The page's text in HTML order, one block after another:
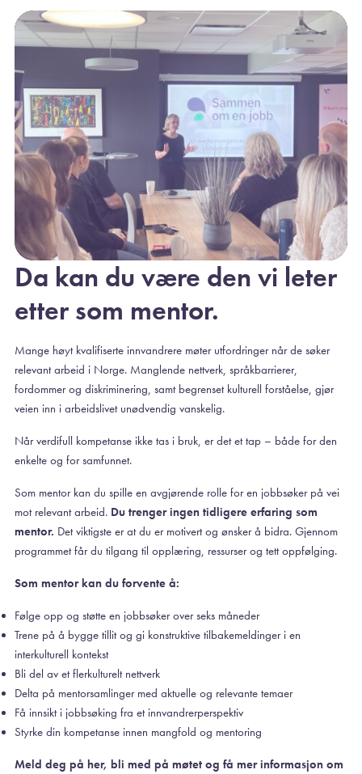
Da kan du være den vi leter
etter som mentor.
Mange høyt kvalifiserte innvandrere møter utfordringer når de søker
relevant arbeid i Norge. Manglende nettverk, språkbarrierer,
fordommer og diskriminering, samt begrenset kulturell forståelse, gjør
veien inn i arbeidslivet unødvendig vanskelig.
Når verdifull kompetanse ikke tas i bruk, er det et tap – både for den
enkelte og for samfunnet.
Som mentor kan du spille en avgjørende rolle for en jobbsøker på vei
mot relevant arbeid. Du trenger ingen tidligere erfaring som
mentor. Det viktigste er at du er motivert og ønsker å bidra. Gjennom
programmet får du tilgang til opplæring, ressurser og tett oppfølging.
Som mentor kan du forvente å:
Følge opp og støtte en jobbsøker over seks måneder
Trene på å bygge tillit og gi konstruktive tilbakemeldinger i en
interkulturell kontekst
Bli del av et flerkulturelt nettverk
Delta på mentorsamlinger med aktuelle og relevante temaer
Få innsikt i jobbsøking fra et innvandrerperspektiv
Styrke din kompetanse innen mangfold og mentoring
Meld deg på her, bli med på møtet og få mer informasjon om